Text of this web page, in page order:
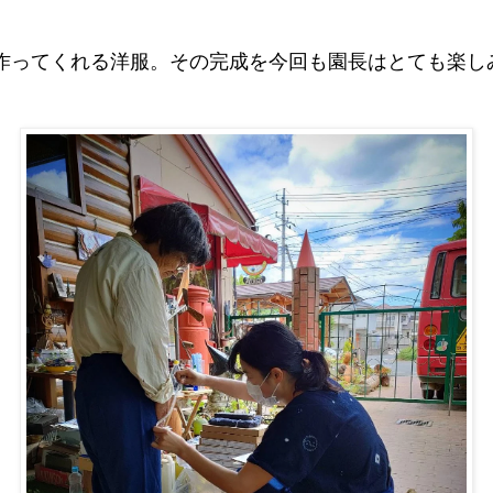
ってくれる洋服。その完成を今回も園長はとても楽し